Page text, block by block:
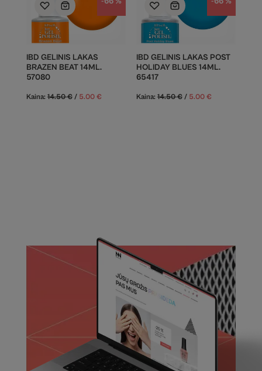
IBD GELINIS LAKAS
BRAZEN BEAT 14ML.
57080
Kaina: 14.50€ / 5.00 €
IBD GELINIS LAKAS POST
HOLIDAY BLUES 14ML.
65417
Kaina:14.50€ / 5.00 €